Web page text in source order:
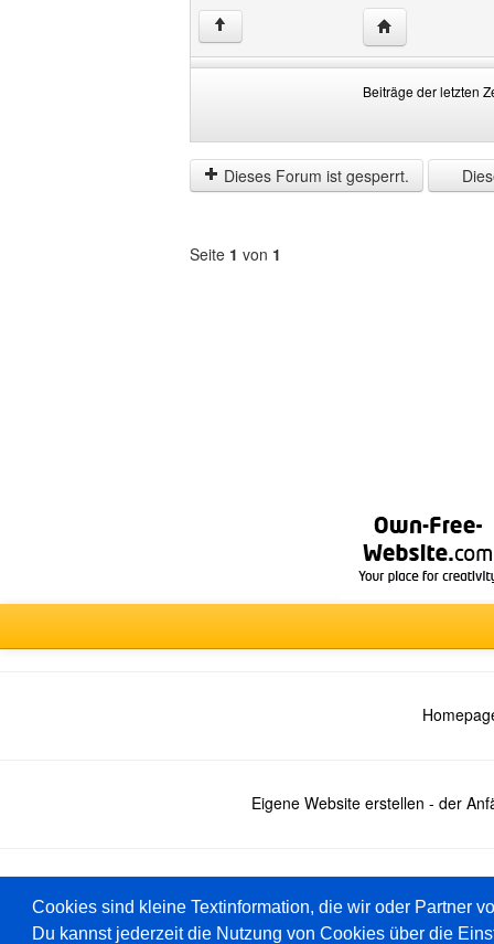
↑ Website dieses
Beiträge der letzten
der
letzten
Zeit
by
Dieses Forum ist gesperrt.
Seite 1 von 1
Eigene Website erstellen - der
Cookies sind kleine Textinformation, die wir oder Partner
Du kannst jederzeit die Nutzung von Cookies über die